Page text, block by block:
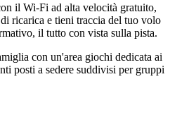
il Wi-Fi ad alta velocità gratuito,
ricarica e tieni traccia del tuo volo
il tutto con vista sulla pista.
con un'area giochi dedicata ai
posti a sedere suddivisi per gruppi